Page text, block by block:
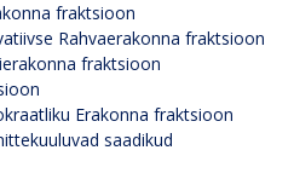
fraktsioon
Rahvaerakonna fraktsioon
fraktsioon
Erakonna fraktsioon
saadikud